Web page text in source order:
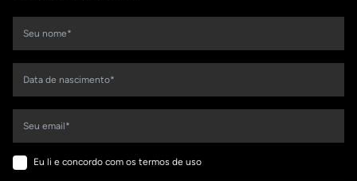
Eu li e concordo com os termos de uso